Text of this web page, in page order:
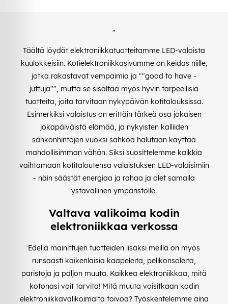
"
Täältä löydät elektroniikkatuotteitamme LED-valoista
kuulokkeisiin. Kotielektroniikkasivumme on keidas niille,
jotka rakastavat vempaimia ja ""good to have -
juttuja"", mutta se sisältää myös hyvin tarpeellisia
tuotteita, joita tarvitaan nykypäivän kotitalouksissa.
Esimerkiksi valaistus on erittäin tärkeä osa jokaisen
jokapäiväistä elämää, ja nykyisten kalliiden
sähkönhintojen vuoksi sähköä halutaan käyttää
mahdollisimman vähän. Siksi suosittelemme kaikkia
vaihtamaan kotitaloutensa valaistuksen LED-valaisimiin
- näin säästät energiaa ja rahaa ja olet samalla
ystävällinen ympäristölle.
Valtava valikoima kodin
elektroniikkaa verkossa
Edellä mainittujen tuotteiden lisäksi meillä on myös
runsaasti kaikenlaisia kaapeleita, pelikonsoleita,
paristoja ja paljon muuta. Kaikkea elektroniikkaa, mitä
kotonasi voit tarvita! Mitä muuta voisitkaan kodin
elektroniikkavalikoimalta toivoa? Työskentelemme aina